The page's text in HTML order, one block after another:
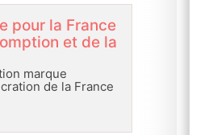
pour la France
et de la
marque
de la France